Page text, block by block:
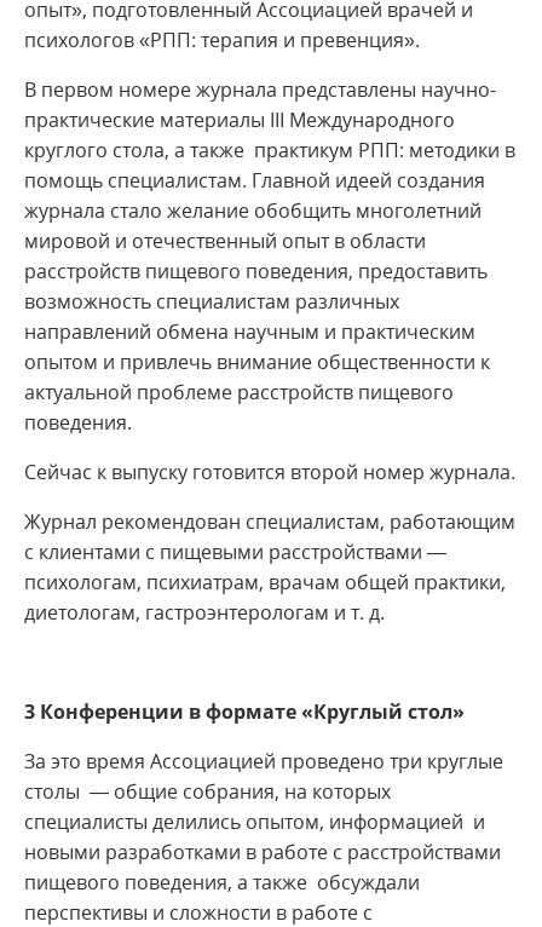
опыт», подготовленный Ассоциацией врачей и
психологов «РПП: терапия и превенция».
В первом номере журнала представлены научно-
практические материалы III Международного
круглого стола, а также практикум РПП: методики в
помощь специалистам. Главной идеей создания
журнала стало желание обобщить многолетний
мировой и отечественный опыт в области
расстройств пищевого поведения, предоставить
возможность специалистам различных
направлений обмена научным и практическим
опытом и привлечь внимание общественности к
актуальной проблеме расстройств пищевого
поведения.
Сейчас к выпуску готовится второй номер журнала.
Журнал рекомендован специалистам, работающим
с клиентами с пищевыми расстройствами —
психологам, психиатрам, врачам общей практики,
диетологам, гастроэнтерологам и т. д.
3 Конференции в формате «Круглыи стол»
За это время Ассоциацией проведено три круглые
столы — общие собрания, на которых
специалисты делились опытом, информацией и
новыми разработками в работе с расстройствами
пищевого поведения, а также обсуждали
перспективы и сложности в работе с